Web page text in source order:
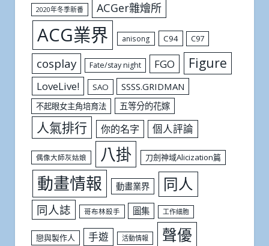
2020年冬季新番 ACGer雜燴所
ACG業界 anisong C94 C97
cosplay Fate/stay night FGO Figure
LoveLive! SAO SSSS.GRIDMAN
不起眼女主角培育法 五等分的花嫁
人氣排行 你的名字 個人評論
偶像大師灰姑娘 八掛 刀劍神域Alicization篇
動畫情報 動畫業界 同人
同人誌 哥布林殺手 圖集 工作細胞
戀與製作人 手遊 活動情報 聲優